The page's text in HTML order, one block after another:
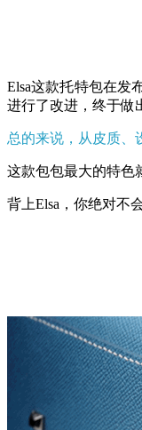
Elsa这款托特包在发
进行了改进，终于做
总的来说，从皮质、
这款包包最大的特色
背上Elsa，你绝对不